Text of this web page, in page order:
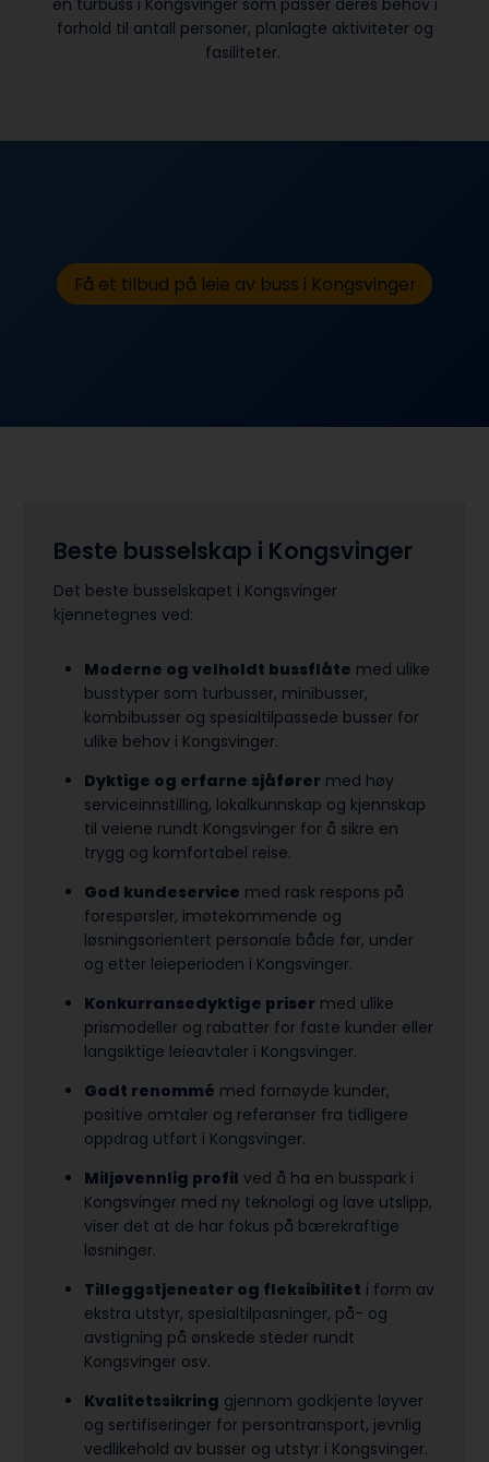
en turbuss i Kongsvinger som passer deres behov i
forhold til antall personer, planlagte aktiviteter og
fasiliteter.
Få et tilbud på leie av buss i Kongsvinger
Beste busselskap i Kongsvinger
Det beste busselskapet i Kongsvinger
kjennetegnes ved:
Moderne og velholdt bussflåte med ulike
busstyper som turbusser, minibusser,
kombibusser og spesialtilpassede busser for
ulike behov i Kongsvinger.
Dyktige og erfarne sjåfører med høy
serviceinnstilling, lokalkunnskap og kjennskap
til veiene rundt Kongsvinger for å sikre en
trygg og komfortabel reise.
God kundeservice med rask respons på
forespørsler, imøtekommende og
løsningsorientert personale både før, under
og etter leieperioden i Kongsvinger.
Konkurransedyktige priser med ulike
prismodeller og rabatter for faste kunder eller
langsiktige leieavtaler i Kongsvinger.
Godt renommé med fornøyde kunder,
positive omtaler og referanser fra tidligere
oppdrag utført i Kongsvinger.
Miljøvennlig profil ved å ha en busspark i
Kongsvinger med ny teknologi og lave utslipp,
viser det at de har fokus på bærekraftige
løsninger.
Tilleggstjenester og fleksibilitet i form av
ekstra utstyr, spesialtilpasninger, på- og
avstigning på ønskede steder rundt
Kongsvinger osv.
Kvalitetssikring gjennom godkjente løyver
og sertifiseringer for persontransport, jevnlig
vedlikehold av busser og utstyr i Kongsvinger.